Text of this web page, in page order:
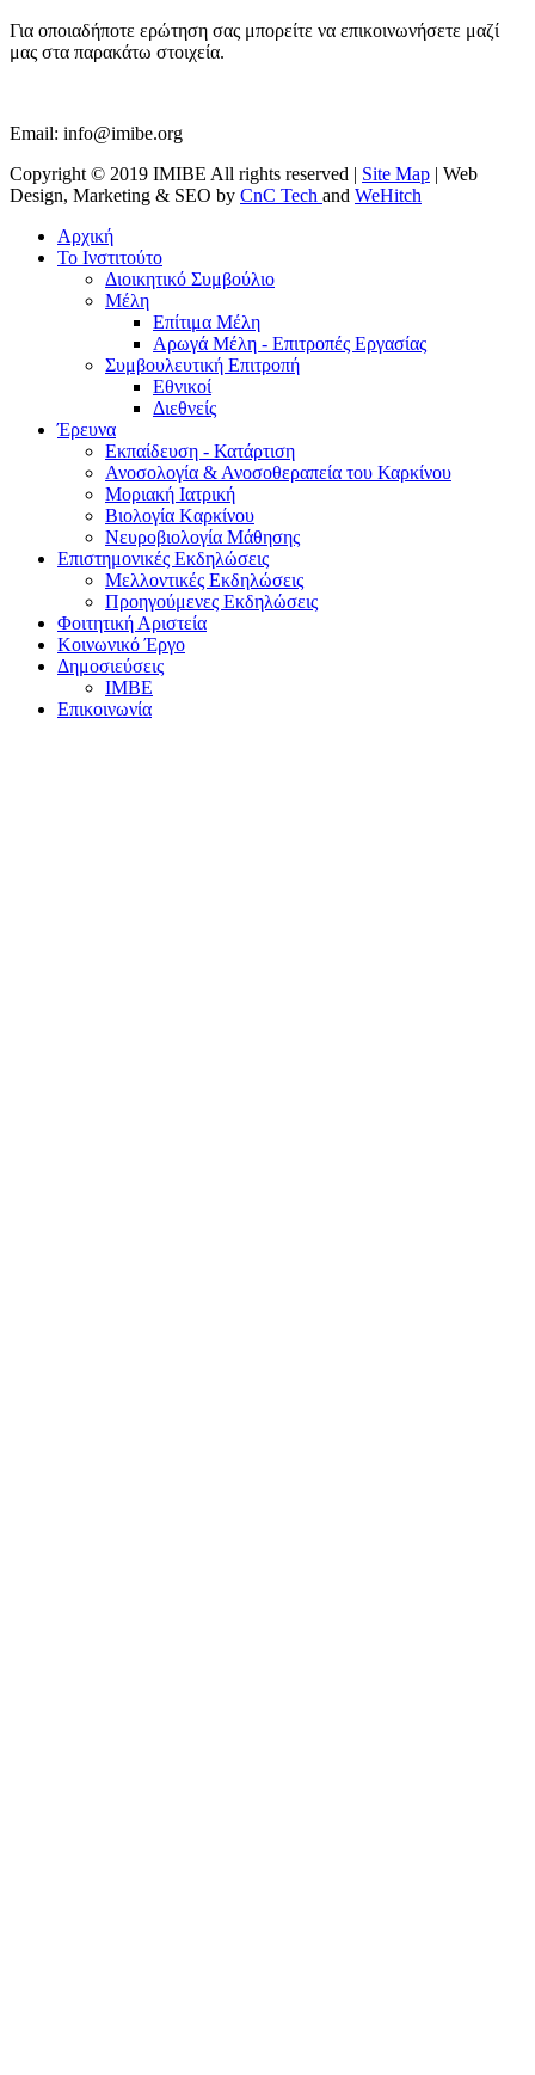
Για οποιαδήποτε ερώτηση σας μπορείτε να επικοινωνήσετε μαζί
μας στα παρακάτω στοιχεία.
Email: info@imibe.org
Copyright © 2019 IMIBE All rights reserved | Site Map | Web
Design, Marketing & SEO by CnC Tech and WeHitch
Αρχική
Το Ινστιτούτο
Διοικητικό Συμβούλιο
Μέλη
Επίτιμα Μέλη
Αρωγά Μέλη - Επιτροπές Εργασίας
Συμβουλευτική Επιτροπή
Εθνικοί
Διεθνείς
Έρευνα
Εκπαίδευση - Κατάρτιση
Ανοσολογία & Ανοσοθεραπεία του Καρκίνου
Μοριακή Ιατρική
Βιολογία Kαρκίνου
Νευροβιολογία Μάθησης
Επιστημονικές Εκδηλώσεις
Μελλοντικές Εκδηλώσεις
Προηγούμενες Εκδηλώσεις
Φοιτητική Αριστεία
Κοινωνικό Έργο
Δημοσιεύσεις
ΙΜΒΕ
Επικοινωνία